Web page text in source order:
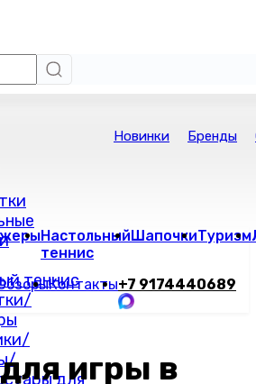
теннис
для
Новинки Бренды
Настольный
теннис
ШапочкиТуризм
Контакты+7 9174440689
игры в